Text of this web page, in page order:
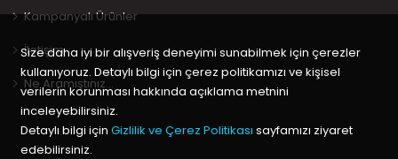
Kampanyalı Ürünler
İletişim
Ne Aramıştınız…
Size daha iyi bir alışveriş deneyimi sunabilmek için çerezler
kullanıyoruz. Detaylı bilgi için çerez politikamızı ve kişisel
verilerin korunması hakkında açıklama metnini
inceleyebilirsiniz.
Detaylı bilgi için Gizlilik ve Çerez Politikası sayfamızı ziyaret
edebilirsiniz.